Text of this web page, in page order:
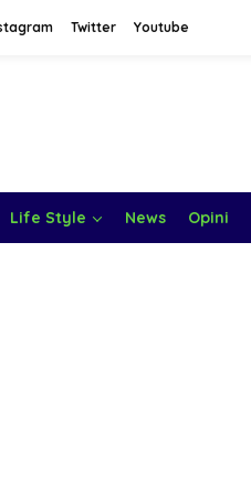
Twitter Youtube
Life Style News Opini